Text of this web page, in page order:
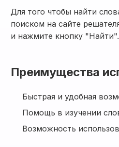
Для того чтобы найти
поиском на сайте
и нажмите кнопку "Найти".
Преимущества
Быстрая и удобная
Помощь в изучении
Возможность